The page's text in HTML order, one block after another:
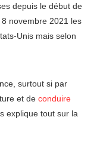
depuis le début de
novembre 2021 les
Unis mais selon
surtout si par
et deconduire
explique tout sur la